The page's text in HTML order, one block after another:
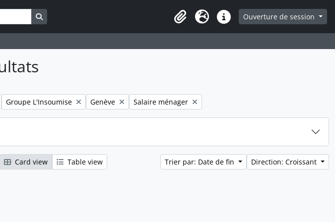
Presse-papier
LangueLiens rapidesOuverture de session
Remove filter:
Groupe L'Insoumise Remove filter:
Genève Remove filter:
Salaire ménager
Card view Table view Trier par: Date de fin Direction: Croissant